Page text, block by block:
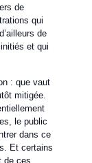
de
qui
de
et qui
: que vaut
mitigée.
le public
dans ce
Et certains
de ces